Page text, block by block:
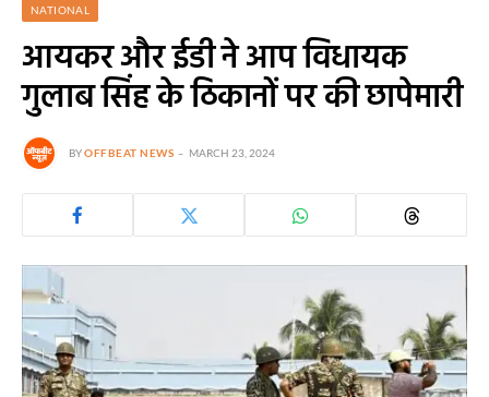
NATIONAL
आयकर और ईडी ने आप विधायक
गुलाब सिंह के ठिकानों पर की छापेमारी
BYOFFBEAT NEWS MARCH 23, 2024